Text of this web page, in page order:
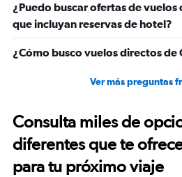
¿Puedo buscar ofertas de vuelos
que incluyan reservas de hotel?
¿Cómo busco vuelos directos de
Ver más preguntas
Consulta miles de
diferentes que te
para tu próximo viaje